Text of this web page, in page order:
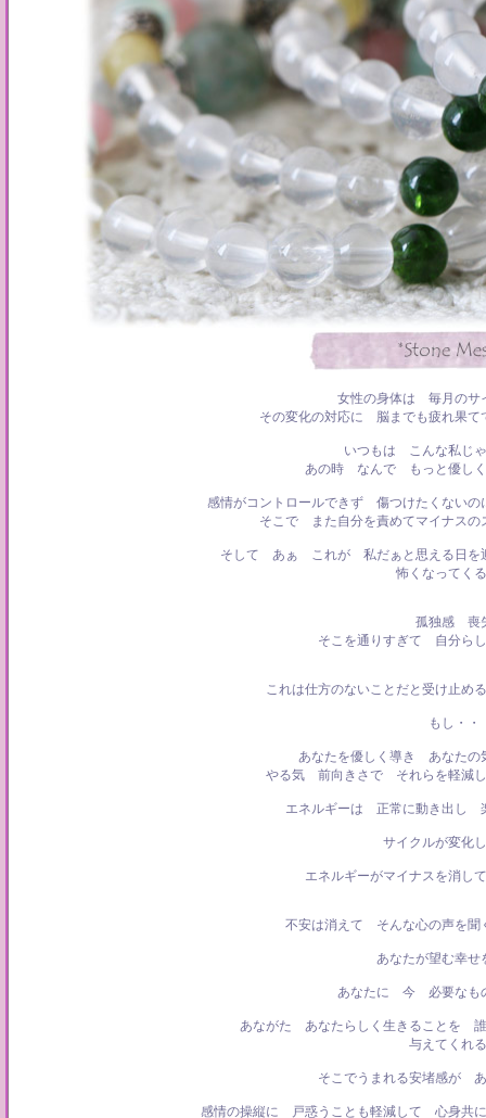
女性の身体は 毎月のサ
その変化の対応に 脳までも疲れ果て
いつもは こんな私じ
あの時 なんで もっと優しく
感情がコントロールできず 傷つけたくない
そこで また自分を責めてマイナス
そして あぁ これが 私だぁと思える日を
怖くなってく
孤独感 喪
そこを通りすぎて 自分ら
これは仕方のないことだと受け止め
もし・・
あなたを優しく導き あなた
やる気 前向きさで それらを軽減し
エネルギーは 正常に動き出し
サイクルが変化
エネルギーがマイナスを消し
不安は消えて そんな心の声を聞
あなたが望む幸せ
あなたに 今 必要なも
あながた あなたらしく生きることを 誰
与えてくれ
そこでうまれる安堵感が
感情の操縦に 戸惑うことも軽減して 心身共